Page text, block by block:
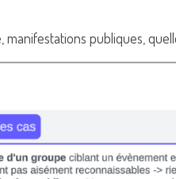
publiques,